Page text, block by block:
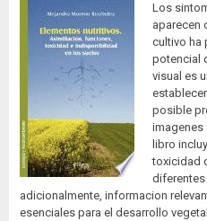
Los
aparecen
cultivo ha
potencial
visual es
posible
imagenes
libro
toxicidad
diferentes
adicionalmente, informacion
esenciales para el desarrollo